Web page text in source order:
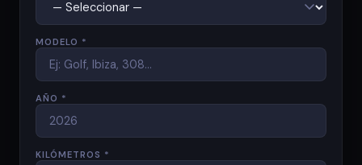
MODELO *
AÑO *
KILÓMETROS *